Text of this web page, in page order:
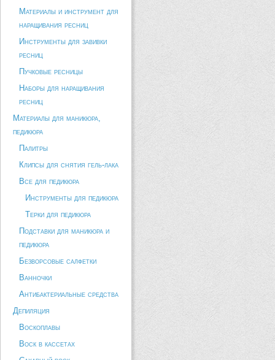
Материалы и инструмент для
наращивания ресниц
Инструменты для завивки
ресниц
Пучковые ресницы
Наборы для наращивания
ресниц
Материалы для маникюра,
педикюра
Палитры
Клипсы для снятия гель-лака
Все для педикюра
Инструменты для педикюра
Терки для педикюра
Подставки для маникюра и
педикюра
Безворсовые салфетки
Ванночки
Антибактериальные средства
Депиляция
Воскоплавы
Воск в кассетах